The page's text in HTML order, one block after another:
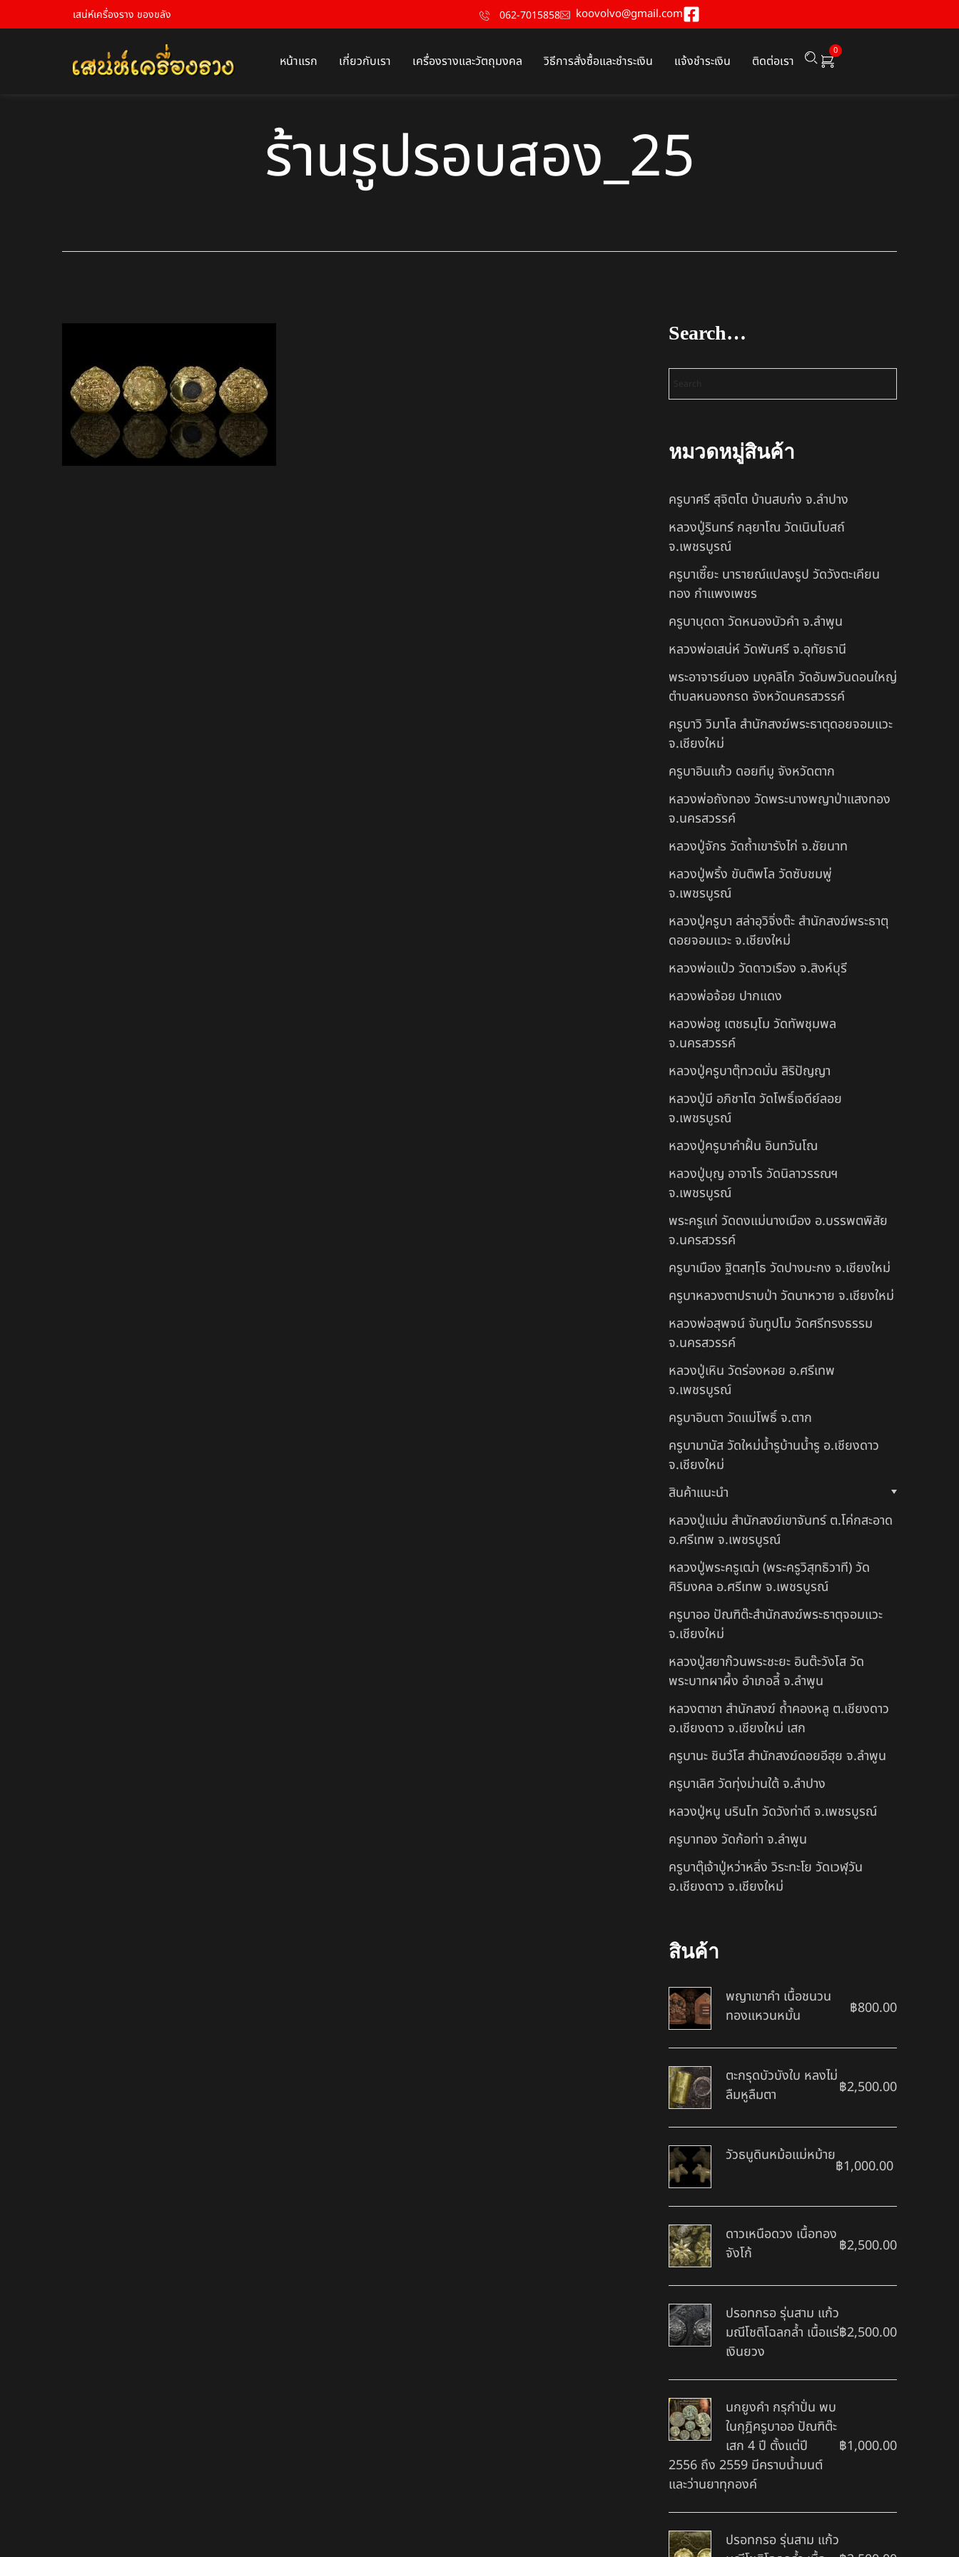
เสน่ห์เครื่องราง ของขลัง 062-7015858 koovolvo@gmail.com
หน้าแรก เกี่ยวกับเรา เครื่องรางและวัตถุมงคล วิธีการสั่งซื้อและชำระเงิน แจ้งชำระเงิน ติดต่อเรา
0
ร้านรูปรอบสอง_25
Search…
หมวดหมู่สินค้า
ครูบาศรี สุจิตโต บ้านสบก๋ง จ.ลำปาง
หลวงปู่รินทร์ กลฺยาโณ วัดเนินโบสถ์
จ.เพชรบูรณ์
ครูบาเซี๊ยะ นารายณ์แปลงรูป วัดวังตะเคียน
ทอง กำแพงเพชร
ครูบาบุดดา วัดหนองบัวคํา จ.ลําพูน
หลวงพ่อเสน่ห์ วัดพันศรี จ.อุทัยธานี
พระอาจารย์นอง มงฺคลิโก วัดอัมพวันดอนใหญ่
ตำบลหนองกรด จังหวัดนครสวรรค์
ครูบาวิ วิมาโล สำนักสงฆ์พระธาตุดอยจอมแวะ
จ.เชียงใหม่
ครูบาอินแก้ว ดอยทีมู จังหวัดตาก
หลวงพ่อถังทอง วัดพระนางพญาป่าแสงทอง
จ.นครสวรรค์
หลวงปู่จักร วัดถ้ำเขารังไก่ จ.ชัยนาท
หลวงปู่พริ้ง ขันติพโล วัดซับชมพู่
จ.เพชรบูรณ์
หลวงปู่ครูบา สล่าอุวิจิ่งต๊ะ สำนักสงฆ์พระธาตุ
ดอยจอมแวะ จ.เชียงใหม่
หลวงพ่อแป๋ว วัดดาวเรือง จ.สิงห์บุรี
หลวงพ่อจ้อย ปากแดง
หลวงพ่อชู เตชธมฺโม วัดทัพชุมพล
จ.นครสวรรค์
หลวงปู่ครูบาตุ๊ทวดมั่น สิริปัญญา
หลวงปู่มี อภิชาโต วัดโพธิ์เจดีย์ลอย
จ.เพชรบูรณ์
หลวงปู่ครูบาคำฝั้น อินทวันโณ
หลวงปู่บุญ อาจาโร วัดนิลาวรรณฯ
จ.เพชรบูรณ์
พระครูแก่ วัดดงแม่นางเมือง อ.บรรพตพิสัย
จ.นครสวรรค์
ครูบาเมือง ฐิตสทฺโธ วัดปางมะกง จ.เชียงใหม่
ครูบาหลวงตาปราบป่า วัดนาหวาย จ.เชียงใหม่
หลวงพ่อสุพจน์ จันทูปโม วัดศรีทรงธรรม
จ.นครสวรรค์
หลวงปู่เหิน วัดร่องหอย อ.ศรีเทพ
จ.เพชรบูรณ์
ครูบาอินตา วัดแม่โพธิ์ จ.ตาก
ครูบามานัส วัดใหม่น้ำรูบ้านน้ำรู อ.เชียงดาว
จ.เชียงใหม่
สินค้าแนะนำ
หลวงปู่แม่น สำนักสงฆ์เขาจันทร์ ต.โค่กสะอาด
อ.ศรีเทพ จ.เพชรบูรณ์
หลวงปู่พระครูเฒ่า (พระครูวิสุทธิวาที) วัด
ศิริมงคล อ.ศรีเทพ จ.เพชรบูรณ์
ครูบาออ ปัณฑิต๊ะสำนักสงฆ์พระธาตุจอมแวะ
จ.เชียงใหม่
หลวงปู่สยาก๊วนพระชะยะ อินต๊ะวังโส วัด
พระบาทผาผึ้ง อำเภอลี้ จ.ลำพูน
หลวงตาชา สำนักสงฆ์ ถ้ำคองหลู ต.เชียงดาว
อ.เชียงดาว จ.เชียงใหม่ เสก
ครูบานะ ชินวํโส สำนักสงฆ์ดอยอีฮุย จ.ลำพูน
ครูบาเลิศ วัดทุ่งม่านใต้ จ.ลำปาง
หลวงปู่หนู นรินโท วัดวังท่าดี จ.เพชรบูรณ์
ครูบาทอง วัดก้อท่า จ.ลำพูน
ครูบาตุ๊เจ้าปู่หว่าหลิ่ง วิระทะโย วัดเวฬุวัน
อ.เชียงดาว จ.เชียงใหม่
สินค้า
พญาเขาคำ เนื้อชนวน
ทองแหวนหมั้น
฿800.00
ตะกรุดบัวบังใบ หลงไม่
ลืมหูลืมตา
฿2,500.00
วัวธนูดินหม้อแม่หม้าย
฿1,000.00
ดาวเหนือดวง เนื้อทอง
จังโก้
฿2,500.00
ปรอทกรอ รุ่นสาม แก้ว
มณีโชติโฉลกล้ำ เนื้อแร่
เงินยวง
฿2,500.00
นกยูงคำ กรุกำปั่น พบ
ในกุฎิครูบาออ ปัณฑิต๊ะ
เสก 4 ปี ตั้งแต่ปี
2556 ถึง 2559 มีคราบน้ำมนต์
และว่านยาทุกองค์
฿1,000.00
ปรอทกรอ รุ่นสาม แก้ว